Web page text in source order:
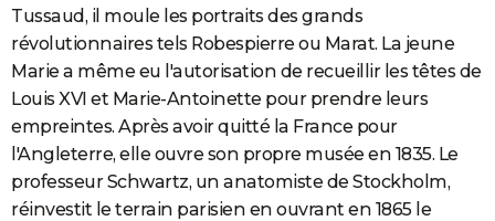
Tussaud, il moule les portraits des grands
révolutionnaires tels Robespierre ou Marat. La jeune
Marie a même eu l'autorisation de recueillir les têtes de
Louis XVI et Marie-Antoinette pour prendre leurs
empreintes. Après avoir quitté la France pour
l'Angleterre, elle ouvre son propre musée en 1835. Le
professeur Schwartz, un anatomiste de Stockholm,
réinvestit le terrain parisien en ouvrant en 1865 le